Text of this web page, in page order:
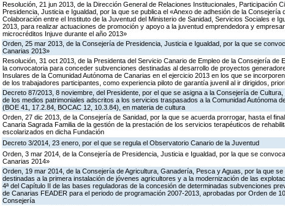
Resolución, 21 jun 2013, de la Dirección General de Relaciones Institucionales, Participación
Presidencia, Justicia e Igualdad, por la que se publica el «Anexo de adhesión de la
Colaboración entre el Instituto de la Juventud del Ministerio de Sanidad, Servicios Sociales e
2013, para realizar actuaciones de promoción y apoyo a la juventud emprendedora y
microcréditos Injuve durante el año 2013»
Orden, 25 mar 2013, de la Consejería de Presidencia, Justicia e Igualdad, por la que se
Canarias 2013»
Resolución, 31 oct 2013, de la Presidenta del Servicio Canario de Empleo de la Consejería
la convocatoria para conceder subvenciones destinadas al desarrollo de proyectos
Insulares de la Comunidad Autónoma de Canarias en el ejercicio 2013 en los que se
de los trabajadores participantes, como experiencia piloto de garantía juvenil al ir dirigidos,
Decreto 87/2013, 8 noviembre, del Presidente, por el que se asigna a la Consejería de
de los medios patrimoniales adscritos a los servicios traspasados a la Comunidad Autónoma
(BOE 41, 17.2.84, BOCAC 12, 10.3.84), en materia de cultura
Orden, 27 dic 2013, de la Consejería de Sanidad, por la que se acuerda prorrogar, hasta el
Canaria Sagrada Familia de la gestión de la prestación de los servicios terapéuticos de
escolarizados en dicha Fundación
Decreto 3/2014, 23 enero, por el que se regula el Observatorio Canario de la Juventud
Orden, 3 mar 2014, de la Consejería de Presidencia, Justicia e Igualdad, por la que se
Canarias 2014»
Orden, 19 mar 2014, de la Consejería de Agricultura, Ganadería, Pesca y Aguas, por la que
destinadas a la primera instalación de jóvenes agricultores y a la modernización de las
4ª del Capítulo II de las bases reguladoras de la concesión de determinadas subvenciones
de Canarias FEADER para el periodo de programación 2007-2013, aprobadas por Orden de
Consejería